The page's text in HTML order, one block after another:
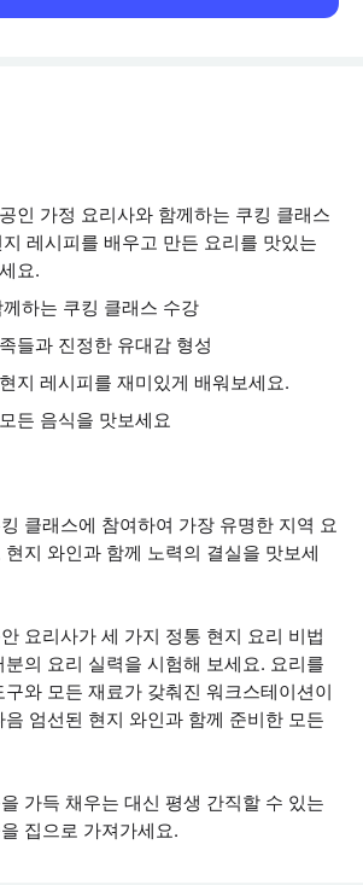
인 가정 요리사와 함께하는 쿠킹 클래스
레시피를 배우고 만든 요리를 맛있는
요.
하는 쿠킹 클래스 수강
들과 진정한 유대감 형성
지 레시피를 재미있게 배워보세요.
든 음식을 맛보세요
클래스에 참여하여 가장 유명한 지역 요
지 와인과 함께 노력의 결실을 맛보세
요리사가 세 가지 정통 현지 요리 비법
의 요리 실력을 시험해 보세요. 요리를
와 모든 재료가 갖춰진 워크스테이션이
엄선된 현지 와인과 함께 준비한 모든
가득 채우는 대신 평생 간직할 수 있는
집으로 가져가세요.